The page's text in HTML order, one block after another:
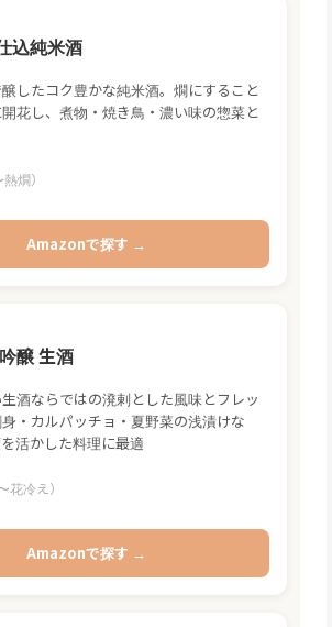
込純米酒
したコク豊かな純米酒。燗にすること
花し、煮物・焼き鳥・濃い味の惣菜と
燗）
Amazonで探す →
醸 生酒
酒ならではの溌剌とした風味とフレッ
・カルパッチョ・夏野菜の浅漬けな
活かした料理に最適
冷え）
Amazonで探す →